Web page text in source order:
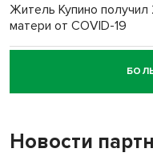
Житель Купино
матери от COVID-19
Новосибирский суд
пенсионерки на вокзале
Новости